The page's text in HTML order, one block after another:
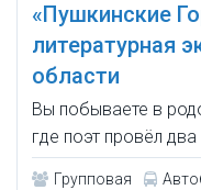
«Пушкинские
литературная
области
Вы побываете в
где поэт провёл
Групповая